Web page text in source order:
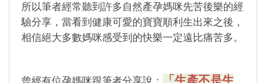
所以筆者經常聽到許多自然產孕媽咪先苦後樂的經
驗分享，當看到健康可愛的寶寶順利生出來之後，
相信絕大多數媽咪感受到的快樂一定遠比痛苦多。
曾經有位孕媽咪跟筆者分享說：
「生產不是生